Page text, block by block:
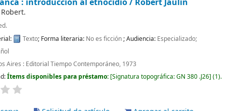
Texto; Forma literaria: No es ficción; Audiencia: Especializado;
Aires : Editorial Tiempo Contemporáneo, 1973
Ítems disponibles para préstamo: Signatura topográfica:GN 380 .J26 (1).